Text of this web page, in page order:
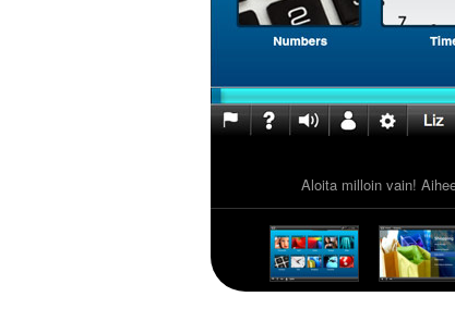
Aloita milloin vain!